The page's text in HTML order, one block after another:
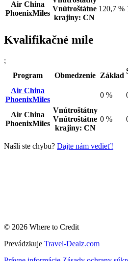
Air China
PhoenixMiles
Vnútroštátne
krajiny: CN
120,7 %
Kvalifikačné míle
;
Program
Obmedzenie Základ
Air China
PhoenixMiles
0 %
Air China
PhoenixMiles
Vnútroštátny
Vnútroštátne
krajiny: CN
0 %
Našli ste chybu? Dajte nám vedieť!
© 2026 Where to Credit
Prevádzkuje Travel-Dealz.com